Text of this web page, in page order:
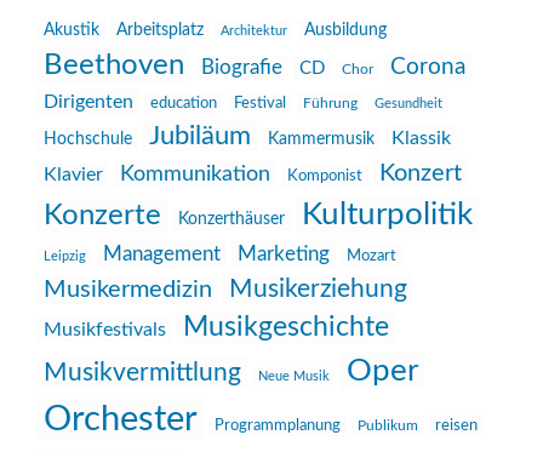
Akustik Arbeitsplatz Architektur Ausbildung
Beethoven Biografie CD Chor Corona
Dirigenten education Festival Führung Gesundheit
Hochschule Jubiläum Kammermusik
Klassik
Klavier
Kommunikation Komponist Konzert
Konzerte Konzerthäuser Kulturpolitik
Leipzig Management Marketing Mozart
Musikermedizin Musikerziehung
Musikfestivals Musikgeschichte
Musikvermittlung Neue Musik Oper
Orchester Programmplanung Publikum reisen